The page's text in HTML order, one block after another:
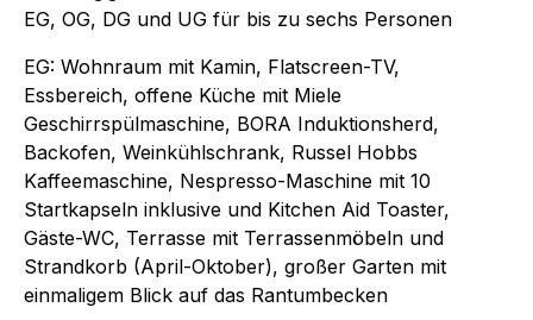
EG, OG, DG und UG für bis zu sechs Personen
EG: Wohnraum mit Kamin, Flatscreen-TV,
Essbereich, offene Küche mit Miele
Geschirrspülmaschine, BORA Induktionsherd,
Backofen, Weinkühlschrank, Russel Hobbs
Kaffeemaschine, Nespresso-Maschine mit 10
Startkapseln inklusive und Kitchen Aid Toaster,
Gäste-WC, Terrasse mit Terrassenmöbeln und
Strandkorb (April-Oktober), großer Garten mit
einmaligem Blick auf das Rantumbecken